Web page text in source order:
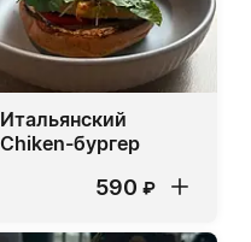
Итальянский
Chiken-бургер
590 ₽